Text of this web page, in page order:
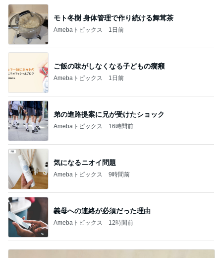
モト冬樹 身体管理で作り続ける舞茸茶
Amebaトピックス 1日前
ご飯の味がしなくなる子どもの癇癪
Amebaトピックス 1日前
弟の進路提案に兄が受けたショック
Amebaトピックス 16時間前
気になるニオイ問題
Amebaトピックス 9時間前
義母への連絡が必須だった理由
Amebaトピックス 12時間前